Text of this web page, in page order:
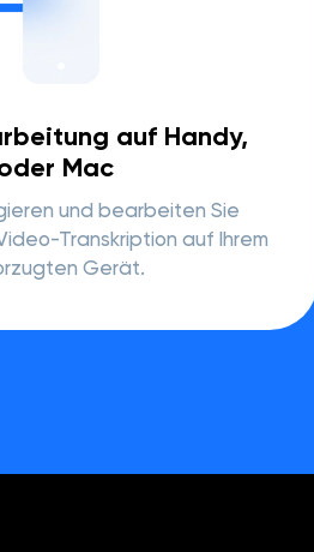
auf Handy,
Mac
und bearbeiten Sie
Transkription auf Ihrem
Gerät.